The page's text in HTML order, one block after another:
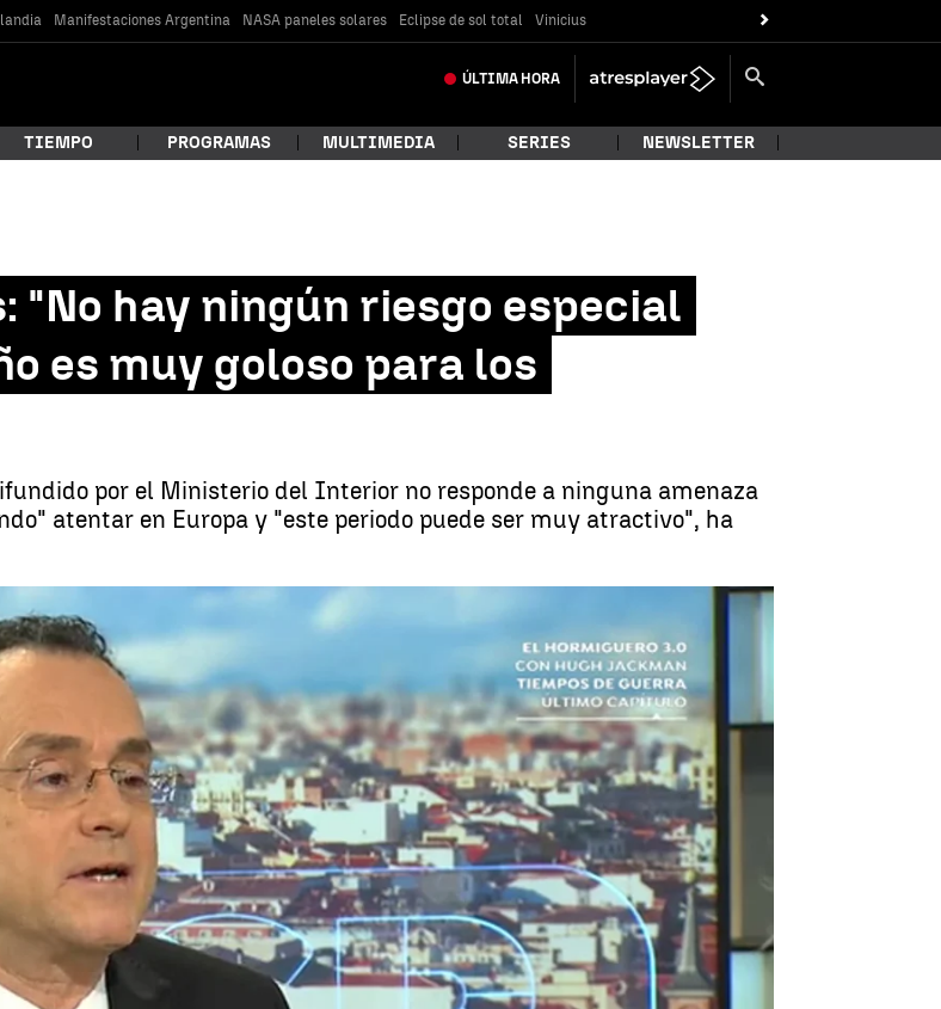
Manifestaciones Argentina NASA paneles solares Eclipse de sol total Vinicius
ÚLTIMA HORA
TIEMPO PROGRAMAS MULTIMEDIA SERIES NEWSLETTER
"No hay ningún riesgo especial
es muy goloso para los
por el Ministerio del Interior no responde a ninguna amenaza
atentar en Europa y "este periodo puede ser muy atractivo", ha
"No hay ningún riesgo especial pero el periodo navideño es muy goloso para los terroristas" | antena3.com
Linkedin